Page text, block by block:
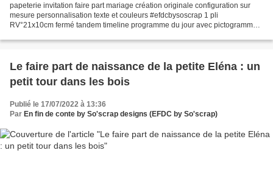
papeterie invitation faire part mariage création originale configuration sur
mesure personnalisation texte et couleurs #efdcbysoscrap 1 pli
RV°21x10cm fermé tandem timeline programme du jour avec pictogramme
Le faire part de naissance de la petite Eléna : un
petit tour dans les bois
Publié le 17/07/2022 à 13:36
Par En fin de conte by So'scrap designs (EFDC by So'scrap)